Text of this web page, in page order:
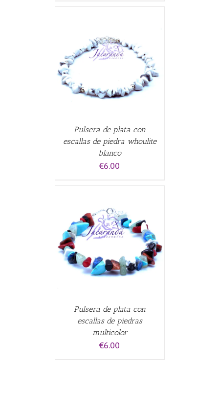
Pulsera de plata con
escallas de piedra whoulite
blanco
€6.00
Pulsera de plata con
escallas de piedras
multicolor
€6.00